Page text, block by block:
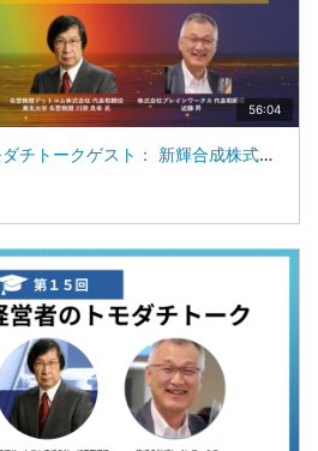
56:04
名誉教授と経営者のトモダチトークゲスト： 新輝合成株式会社 代表者 山下 陽子 氏（代表取締役社長）